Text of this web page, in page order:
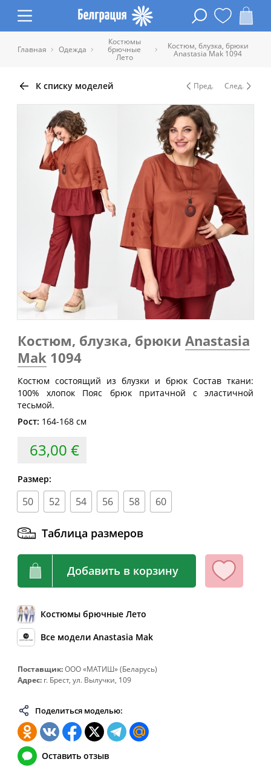
Главная Одежда
Костюмы
брючные
Лето
Костюм, блузка, брюки
Anastasia Mak 1094
Таблица размеров одежды
Размер
Обхват
талии
(см)
Обхват
бедер
(см)
40
60-64
88
44
72-76
48
96 76-80
104
54
58
116 96-100
60
120 100-104
62
124
64
128 108-112
136
66
132 112-116
140
70
140 120-124
72
144 124-128
76
152 132-136
80
160
82
164 144-148
К списку моделей Пред. След.
Костюм, блузка, брюки Anastasia
Mak 1094
Костюм состоящий из блузки и брюк Состав ткани:
100% хлопок Пояс брюк притачной с эластичной
тесьмой.
Рост: 164-168 см
63,00 €
Размер:
50 52 54 56 58 60
Таблица размеров
Добавить в корзину
Костюмы брючные Лето
Все модели Anastasia Mak
Поставщик:ООО «МАТИШ» (Беларусь)
Адрес: г. Брест, ул. Вылучки, 109
Поделиться моделью:
Оставить отзыв